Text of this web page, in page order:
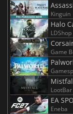
Kinguin
Halo
LDShop
Game
LootBar
EA
Eneba